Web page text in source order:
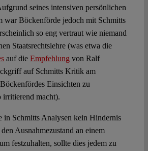
seines intensiven persönlichen
war Böckenförde jedoch mit Schmitts
so eng vertraut wie niemand
Staatsrechtslehre (was etwa die
auf die Empfehlung von Ralf
auf Schmitts Kritik am
Einsichten zu
irritierend macht).
in Schmitts Analysen kein Hindernis
Ausnahmezustand an einem
festzuhalten, sollte dies jedem zu